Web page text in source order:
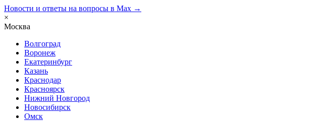
Новости и ответы на вопросы в Max →
×
Москва
Волгоград
Воронеж
Екатеринбург
Казань
Краснодар
Красноярск
Нижний Новгород
Новосибирск
Омск